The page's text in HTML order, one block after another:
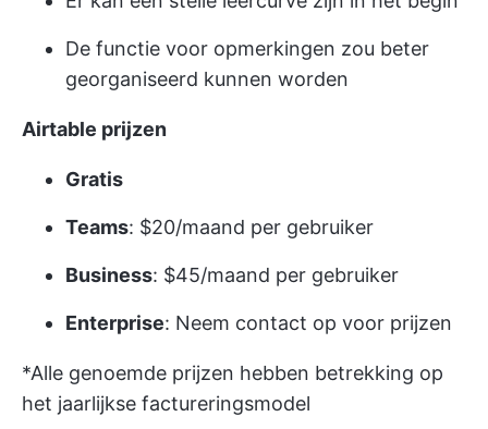
De functie voor opmerkingen zou beter
georganiseerd kunnen worden
Airtable prijzen
Gratis
Teams: $20/maand per gebruiker
Business: $45/maand per gebruiker
Enterprise: Neem contact op voor prijzen
*Alle genoemde prijzen hebben betrekking op
het jaarlijkse factureringsmodel